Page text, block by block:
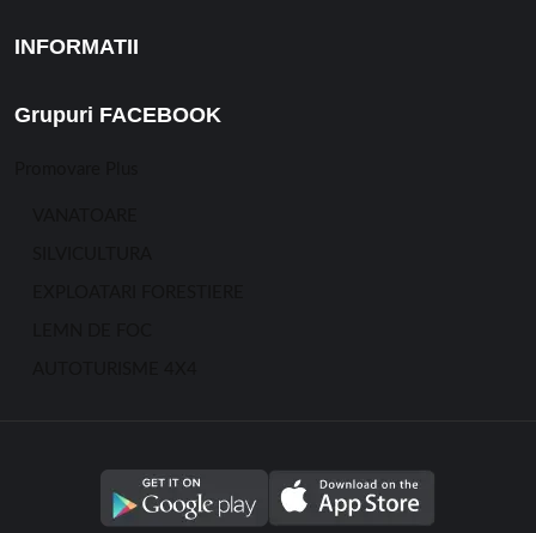
INFORMATII
Grupuri FACEBOOK